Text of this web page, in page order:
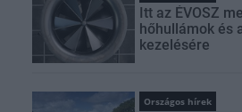
Itt az ÉVOSZ
hőhullámok és
kezelésére
Országos hírek